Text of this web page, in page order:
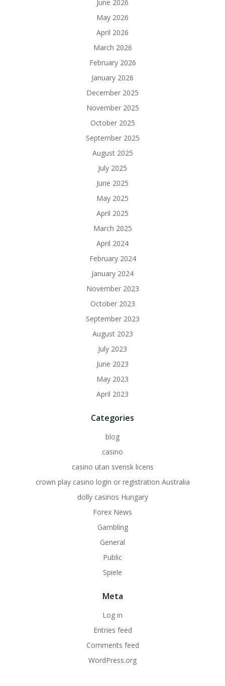
June 2026
May 2026
April 2026
March 2026
February 2026
January 2026
December 2025
November 2025
October 2025
September 2025
August 2025
July 2025
June 2025
May 2025
April 2025
March 2025
April 2024
February 2024
January 2024
November 2023
October 2023
September 2023
August 2023
July 2023
June 2023
May 2023
April 2023
Categories
blog
casino
casino utan svensk licens
crown play casino login or registration Australia
dolly casinos Hungary
Forex News
Gambling
General
Public
Spiele
Meta
Log in
Entries feed
Comments feed
WordPress.org